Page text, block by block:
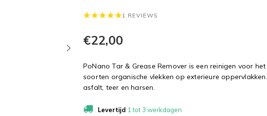
1 REVIEWS
€22,00
PoNano Tar & Grease Remover is een reinigen voor
soorten organische vlekken op exterieure
asfalt, teer en harsen.
Levertijd 1 tot 3 werkdagen